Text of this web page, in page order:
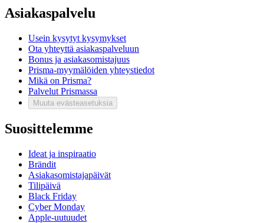
Asiakaspalvelu
Usein kysytyt kysymykset
Ota yhteyttä asiakaspalveluun
Bonus ja asiakasomistajuus
Prisma-myymälöiden yhteystiedot
Mikä on Prisma?
Palvelut Prismassa
Muuta evästeasetuksia
Suosittelemme
Ideat ja inspiraatio
Brändit
Asiakasomistajapäivät
Tilipäivä
Black Friday
Cyber Monday
Apple-uutuudet